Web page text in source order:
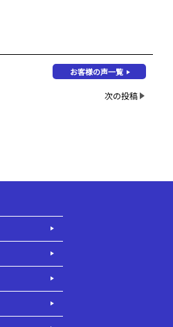
お客様の声一覧
次の投稿